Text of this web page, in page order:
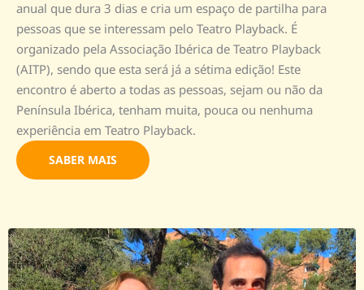
anual que dura 3 dias e cria um espaço de partilha para
pessoas que se interessam pelo Teatro Playback. É
organizado pela Associação Ibérica de Teatro Playback
(AITP), sendo que esta será já a sétima edição! Este
encontro é aberto a todas as pessoas, sejam ou não da
Península Ibérica, tenham muita, pouca ou nenhuma
experiência em Teatro Playback.
SABER MAIS